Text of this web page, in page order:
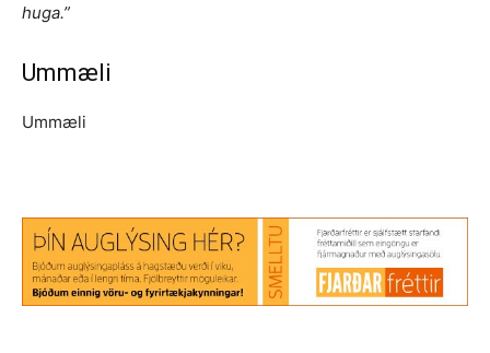
huga.”
Ummæli
Ummæli